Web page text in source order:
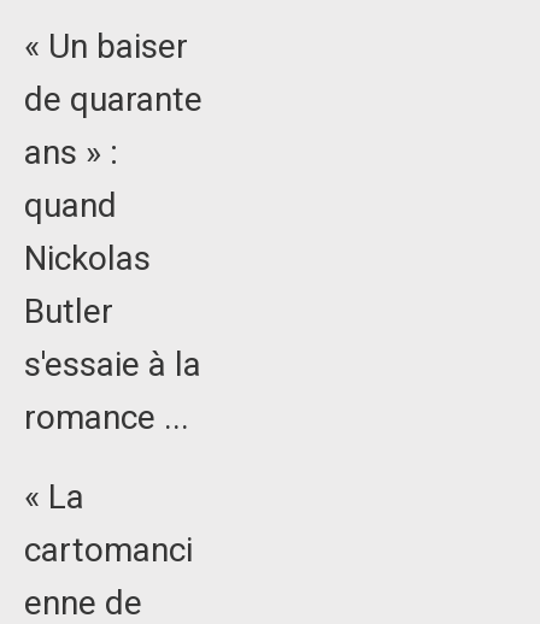
« Un baiser
de quarante
ans » :
quand
Nickolas
Butler
s'essaie à la
romance ...
« La
cartomanci
enne de